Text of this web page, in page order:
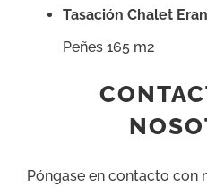
Tasación Chalet
Peñes 165 m2
Póngase en contacto con